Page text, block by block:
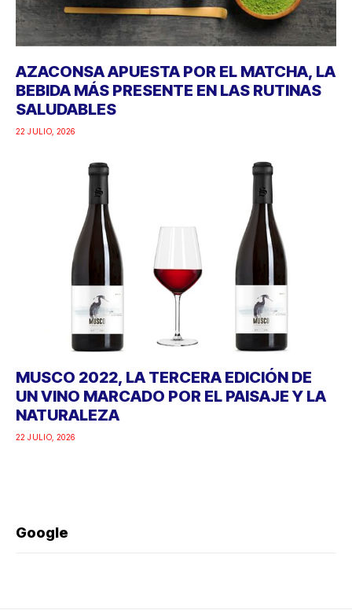
AZACONSA APUESTA POR EL MATCHA, LA
BEBIDA MÁS PRESENTE EN LAS RUTINAS
SALUDABLES
22 JULIO, 2026
MUSCO 2022, LA TERCERA EDICIÓN DE
UN VINO MARCADO POR EL PAISAJE Y LA
NATURALEZA
22 JULIO, 2026
Google